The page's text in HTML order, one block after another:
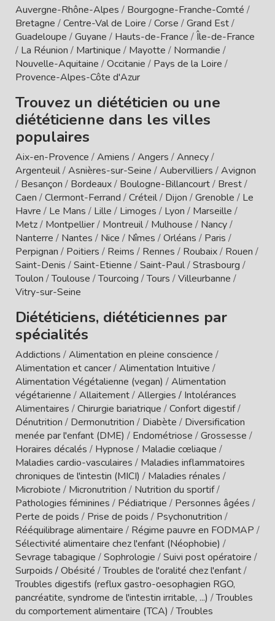
Auvergne-Rhône-Alpes / Bourgogne-Franche-Comté /
Bretagne /Centre-Val de Loire /Corse /Grand Est/
Guadeloupe /Guyane / Hauts-de-France /Île-de-France
/ La Réunion / Martinique / Mayotte / Normandie /
Nouvelle-Aquitaine /Occitanie / Pays de la Loire /
Provence-Alpes-Côte d'Azur
Trouvez un diététicien ou une
diététicienne dans les villes
populaires
Aix-en-Provence /Amiens /Angers /Annecy/
Argenteuil/Asnières-sur-Seine /Aubervilliers /Avignon
/ Besançon / Bordeaux/ Boulogne-Billancourt/ Brest/
Caen /Clermont-Ferrand /Créteil/ Dijon /Grenoble / Le
Havre / Le Mans / Lille / Limoges / Lyon / Marseille /
Metz/ Montpellier/ Montreuil/ Mulhouse / Nancy/
Nanterre / Nantes / Nice / Nîmes /Orléans / Paris /
Perpignan / Poitiers / Reims / Rennes / Roubaix/ Rouen /
Saint-Denis /Saint-Etienne /Saint-Paul/Strasbourg /
Toulon /Toulouse /Tourcoing /Tours /Villeurbanne /
Vitry-sur-Seine
Diététiciens, diététiciennes par
spécialités
Addictions /Alimentation en pleine conscience /
Alimentation et cancer/Alimentation Intuitive /
Alimentation Végétalienne (vegan) /Alimentation
végétarienne /Allaitement/Allergies / Intolérances
Alimentaires /Chirurgie bariatrique /Confort digestif/
Dénutrition / Dermonutrition / Diabète / Diversification
menée par l'enfant (DME) / Endométriose /Grossesse /
Horaires décalés / Hypnose / Maladie cœliaque /
Maladies cardio-vasculaires / Maladies inflammatoires
chroniques de l'intestin (MICI) / Maladies rénales /
Microbiote / Micronutrition / Nutrition du sportif/
Pathologies féminines / Pédiatrique / Personnes âgées /
Perte de poids / Prise de poids / Psychonutrition /
Rééquilibrage alimentaire / Régime pauvre en FODMAP /
Sélectivité alimentaire chez l'enfant (Néophobie) /
Sevrage tabagique /Sophrologie /Suivi post opératoire /
Surpoids / Obésité /Troubles de l'oralité chez l'enfant/
Troubles digestifs (reflux gastro-oesophagien RGO,
pancréatite, syndrome de l'intestin irritable, ...) /Troubles
du comportement alimentaire (TCA) /Troubles